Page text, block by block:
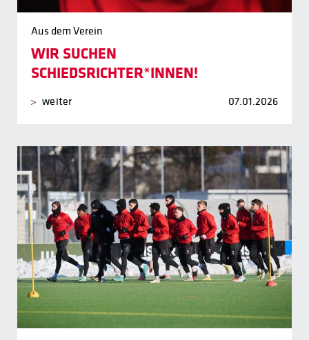
Aus dem Verein
WIR SUCHEN
SCHIEDSRICHTER*INNEN!
weiter 07.01.2026